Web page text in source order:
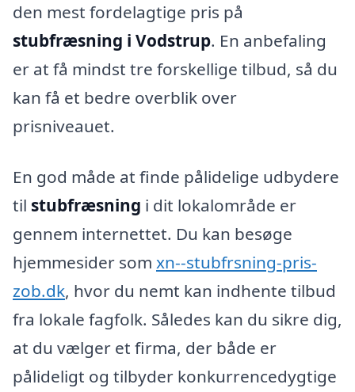
den mest fordelagtige pris på
stubfræsning i Vodstrup. En anbefaling
er at få mindst tre forskellige tilbud, så du
kan få et bedre overblik over
prisniveauet.
En god måde at finde pålidelige udbydere
til stubfræsning i dit lokalområde er
gennem internettet. Du kan besøge
hjemmesider som xn--stubfrsning-pris-
zob.dk, hvor du nemt kan indhente tilbud
fra lokale fagfolk. Således kan du sikre dig,
at du vælger et firma, der både er
pålideligt og tilbyder konkurrencedygtige